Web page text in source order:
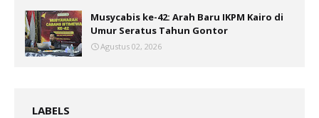
Musycabis ke-42: Arah Baru IKPM Kairo di
Umur Seratus Tahun Gontor
Agustus 02, 2026
LABELS